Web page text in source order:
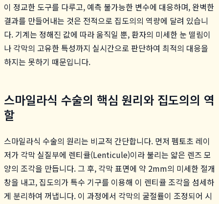
이 정교한 도구를 다루고, 예측 불가능한 변수에 대응하며, 완벽한
결과를 만들어내는 것은 전적으로 집도의의 역량에 달려 있습니
다. 기계는 정해진 값에 따라 움직일 뿐, 환자의 미세한 눈 떨림이
나 각막의 고유한 특성까지 실시간으로 판단하여 최적의 대응을
하지는 못하기 때문입니다.
스마일라식 수술의 핵심 원리와 집도의의 역
할
스마일라식 수술의 원리는 비교적 간단합니다. 먼저 펨토초 레이
저가 각막 실질부에 렌티큘(Lenticule)이라 불리는 얇은 렌즈 모
양의 조각을 만듭니다. 그 후, 각막 표면에 약 2mm의 미세한 절개
창을 내고, 집도의가 특수 기구를 이용해 이 렌티큘 조각을 섬세하
게 분리하여 꺼냅니다. 이 과정에서 각막의 굴절률이 조정되어 시